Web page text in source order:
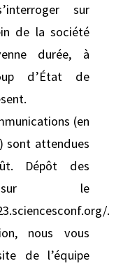
sur
de la société
durée, à
d’État de
(en
sont attendues
Dépôt des
sur le
.
nous vous
de l’équipe